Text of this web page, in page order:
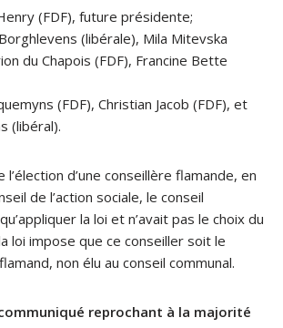
(FDF), future présidente;
(libérale), Mila Mitevska
du Chapois (FDF), Francine Bette
(FDF), Christian Jacob (FDF), et
(libéral).
l’élection d’une conseillère flamande, en
de l’action sociale, le conseil
la loi et n’avait pas le choix du
loi impose que ce conseiller soit le
non élu au conseil communal.
reprochant à la majorité